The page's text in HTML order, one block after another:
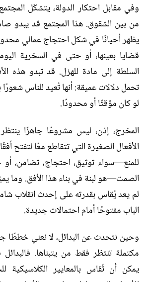
وفي مقابل احتكار الدولة، يتشكّل
من بين الشقوق. هذا المجتمع قد يبدو
يظهر أحيانًا في شكل احتجاج عمالي
قضايا بعينها، أو حتى في السخرية
السلطة إلى مادة للهزل. قد تبدو هذه
تحمل دلالات عميقة:أنها تُعيد للناس
لو كان مؤقتًا أو محدودًا.
المخرج، إذن، ليس مشروعًا جاهزًا
الأفعال الصغيرة التي تتقاطع معًا لتفتح أفقًا
للمنع—سواء توثيق، احتجاج، تضامن،
الصمت—هو لبنة في بناء هذا الأفق. وما
لم يعد يُقاس بقدرته على إحدث انقلاب
الباب مفتوحًا أمام احتمالات جديدة.
وحين نتحدث عن البدائل، لا نعني خططًا
مكتملة تنتظر فقط من يتبناها.
يمكن أن تُقاس بالمعايير الكلاسيكية